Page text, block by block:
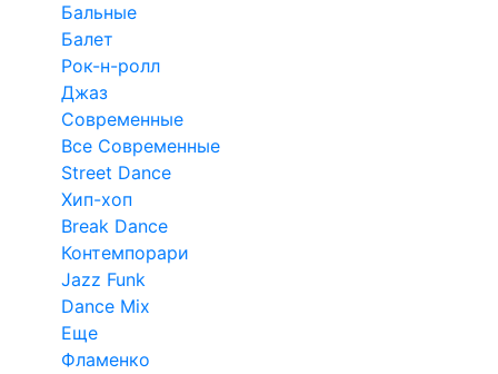
Бальные
Балет
Рок-н-ролл
Джаз
Современные
Все Современные
Street Dance
Хип-хоп
Break Dance
Контемпорари
Jazz Funk
Dance Mix
Еще
Фламенко